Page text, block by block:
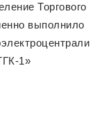
Торгового
выполнило
1»